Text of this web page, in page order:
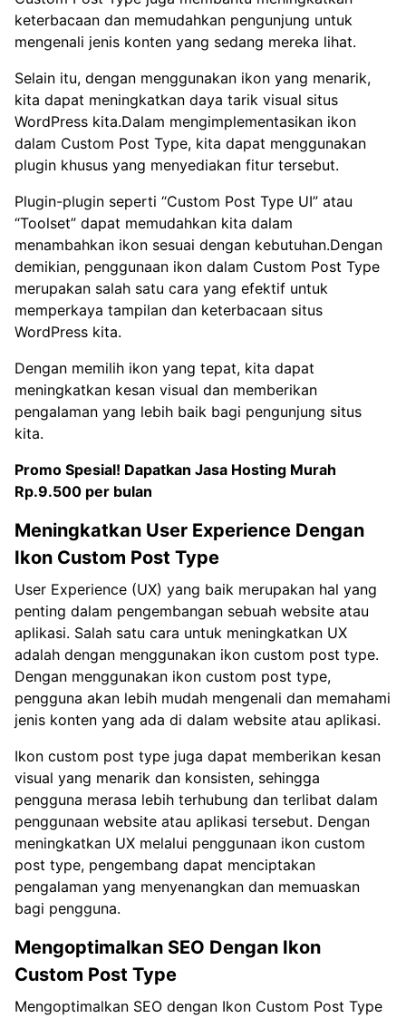
keterbacaan dan memudahkan pengunjung untuk
mengenali jenis konten yang sedang mereka lihat.
Selain itu, dengan menggunakan ikon yang menarik,
kita dapat meningkatkan daya tarik visual situs
WordPress kita.Dalam mengimplementasikan ikon
dalam Custom Post Type, kita dapat menggunakan
plugin khusus yang menyediakan fitur tersebut.
Plugin-plugin seperti “Custom Post Type UI” atau
“Toolset” dapat memudahkan kita dalam
menambahkan ikon sesuai dengan kebutuhan.Dengan
demikian, penggunaan ikon dalam Custom Post Type
merupakan salah satu cara yang efektif untuk
memperkaya tampilan dan keterbacaan situs
WordPress kita.
Dengan memilih ikon yang tepat, kita dapat
meningkatkan kesan visual dan memberikan
pengalaman yang lebih baik bagi pengunjung situs
kita.
Promo Spesial! Dapatkan Jasa Hosting Murah
Rp.9.500 per bulan
Meningkatkan User Experience Dengan
Ikon Custom Post Type
User Experience (UX) yang baik merupakan hal yang
penting dalam pengembangan sebuah website atau
aplikasi. Salah satu cara untuk meningkatkan UX
adalah dengan menggunakan ikon custom post type.
Dengan menggunakan ikon custom post type,
pengguna akan lebih mudah mengenali dan memahami
jenis konten yang ada di dalam website atau aplikasi.
Ikon custom post type juga dapat memberikan kesan
visual yang menarik dan konsisten, sehingga
pengguna merasa lebih terhubung dan terlibat dalam
penggunaan website atau aplikasi tersebut. Dengan
meningkatkan UX melalui penggunaan ikon custom
post type, pengembang dapat menciptakan
pengalaman yang menyenangkan dan memuaskan
bagi pengguna.
Mengoptimalkan SEO Dengan Ikon
Custom Post Type
Mengoptimalkan SEO dengan Ikon Custom Post Type